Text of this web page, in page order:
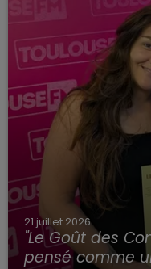
21 juillet 2026
"Le Goût des
pensé comme